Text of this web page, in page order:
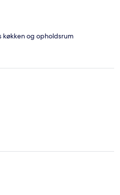
og opholdsrum